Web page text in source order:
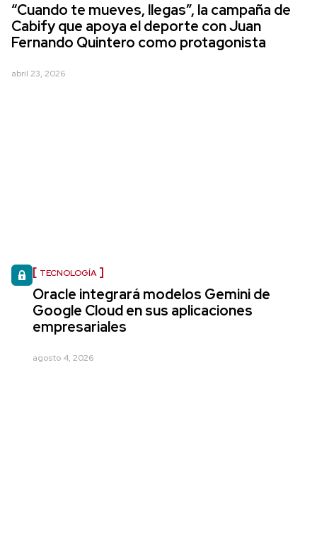
“Cuando te mueves, llegas”, la campaña de
Cabify que apoya el deporte con Juan
Fernando Quintero como protagonista
abril 23, 2026
TECNOLOGÍA
Oracle integrará modelos Gemini de
Google Cloud en sus aplicaciones
empresariales
agosto 4, 2026